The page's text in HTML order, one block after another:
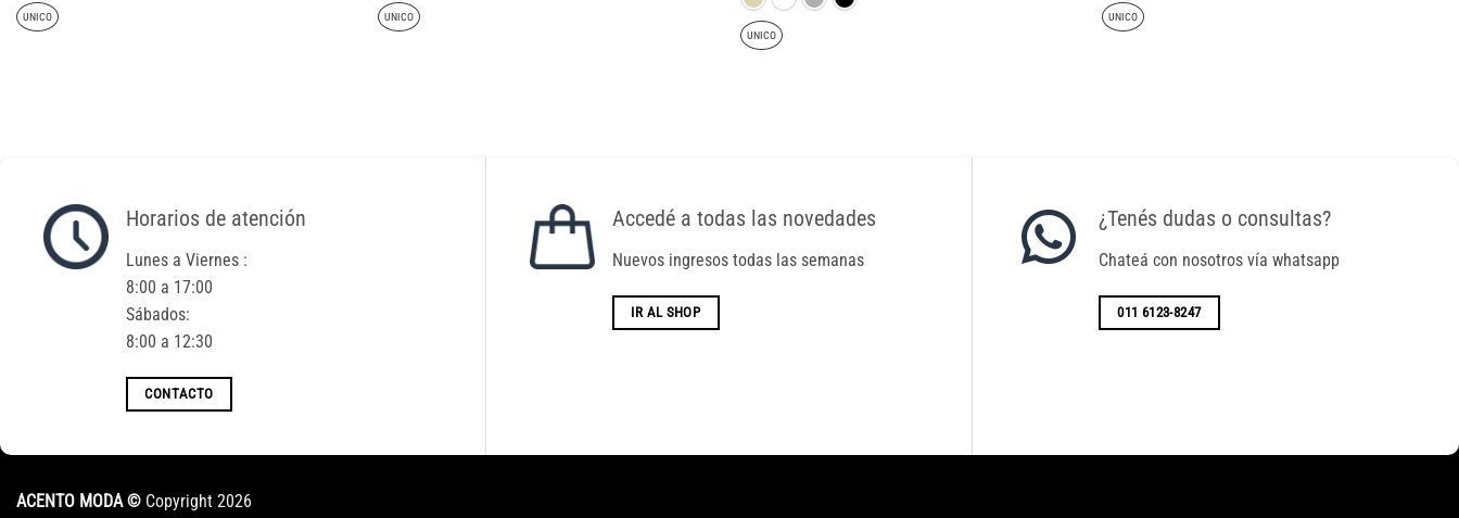
UNICO UNICO
UNICO
UNICO
Horarios de atención
Lunes a Viernes :
8:00 a 17:00
Sábados:
8:00 a 12:30
CONTACTO
Accedé a todas las novedades
Nuevos ingresos todas las semanas
IR AL SHOP
¿Tenés dudas o consultas?
Chateá con nosotros vía whatsapp
011 6123-8247
ACENTO MODA © Copyright 2026